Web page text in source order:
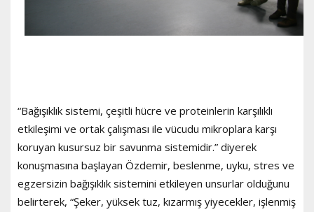
“Bağışıklık sistemi, çeşitli hücre ve proteinlerin karşılıklı
etkileşimi ve ortak çalışması ile vücudu mikroplara karşı
koruyan kusursuz bir savunma sistemidir.” diyerek
konuşmasına başlayan Özdemir, beslenme, uyku, stres ve
egzersizin bağışıklık sistemini etkileyen unsurlar olduğunu
belirterek, “Şeker, yüksek tuz, kızarmış yiyecekler, işlenmiş